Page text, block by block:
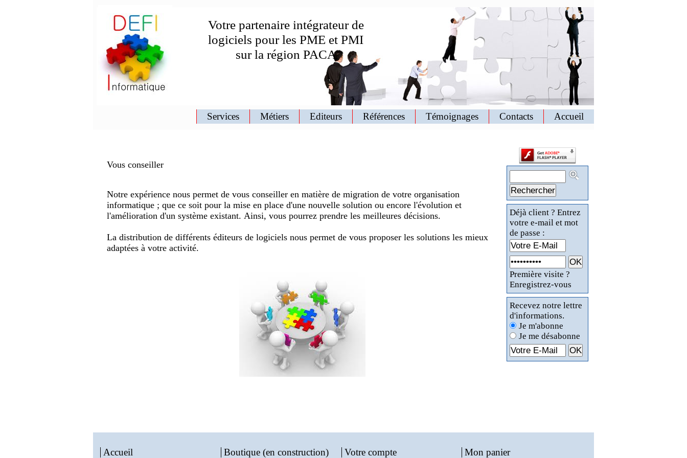
Votre partenaire intégrateur de
logiciels pour les PME et PMI
sur la région PACA
Services Métiers Editeurs Références Témoignages Contacts Accueil
Vous conseiller
Notre expérience nous permet de vous conseiller en matière de migration de votre organisation
informatique ; que ce soit pour la mise en place d'une nouvelle solution ou encore l'évolution et
l'amélioration d'un système existant. Ainsi, vous pourrez prendre les meilleures décisions.
La distribution de différents éditeurs de logiciels nous permet de vous proposer les solutions les mieux
adaptées à votre activité.
Déjà client ? Entrez
votre e-mail et mot
de passe :
Première visite ?
Enregistrez-vous
Recevez notre lettre
d'informations.
Je m'abonne
Je me désabonne
Accueil Boutique (en construction) Votre compte Mon panier